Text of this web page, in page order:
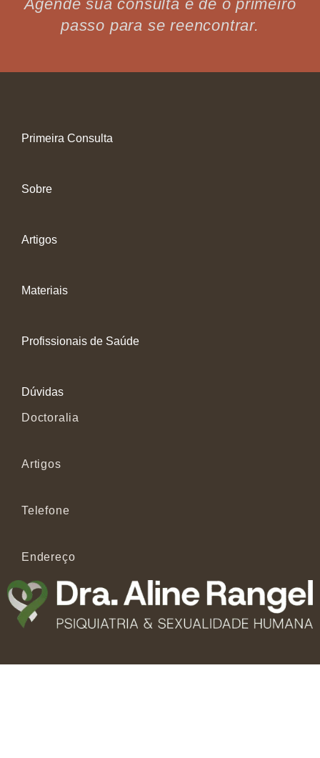
Agende sua consulta e dê o primeiro
passo para se reencontrar.
Primeira Consulta
Sobre
Artigos
Materiais
Profissionais de Saúde
Dúvidas
Doctoralia
Artigos
Telefone
Endereço